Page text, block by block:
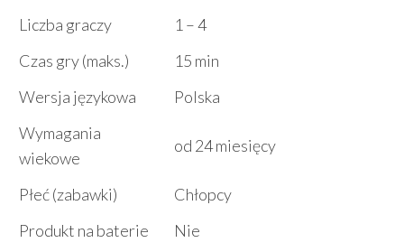
Liczba graczy
1 – 4
Czas gry (maks.)
15 min
Wersja językowa
Polska
Wymagania
wiekowe
od 24 miesięcy
Płeć (zabawki)
Chłopcy
Produkt na baterie
Nie